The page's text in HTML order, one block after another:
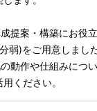
提案・構築にお役
弱)をご用意しました
動作や仕組みにつ
ください。